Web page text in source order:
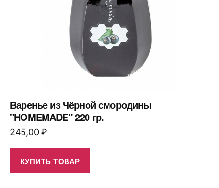
Варенье из Чёрной смородины
"HOMEMADE" 220 гр.
245,00₽
КУПИТЬ ТОВАР